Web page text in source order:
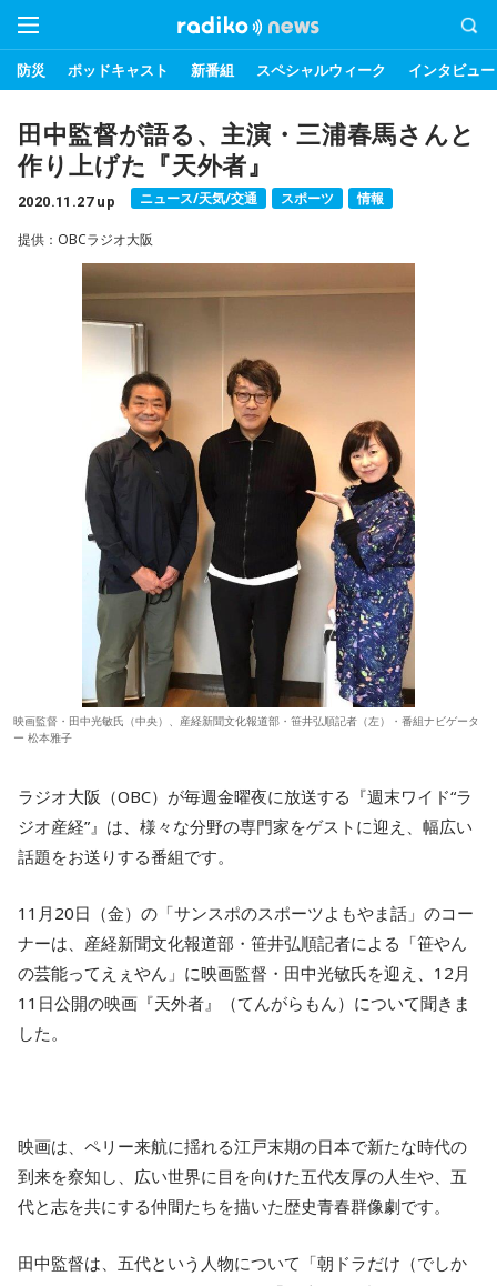
防災 ポッドキャスト 新番組 スペシャルウィーク インタビュー
田中監督が語る、主演・三浦春馬さんと
作り上げた『天外者』
2020.11.27 up ニュース/天気/交通 スポーツ 情報
提供：OBCラジオ大阪
映画監督・田中光敏氏（中央）、産経新聞文化報道部・笹井弘順記者（左）・番組ナビゲータ
ー 松本雅子
ラジオ大阪（OBC）が毎週金曜夜に放送する『週末ワイド“ラ
ジオ産経”』は、様々な分野の専門家をゲストに迎え、幅広い
話題をお送りする番組です。
11月20日（金）の「サンスポのスポーツよもやま話」のコー
ナーは、産経新聞文化報道部・笹井弘順記者による「笹やん
の芸能ってえぇやん」に映画監督・田中光敏氏を迎え、12月
11日公開の映画『天外者』（てんがらもん）について聞きま
した。
映画は、ペリー来航に揺れる江戸末期の日本で新たな時代の
到来を察知し、広い世界に目を向けた五代友厚の人生や、五
代と志を共にする仲間たちを描いた歴史青春群像劇です。
田中監督は、五代という人物について「朝ドラだけ（でしか